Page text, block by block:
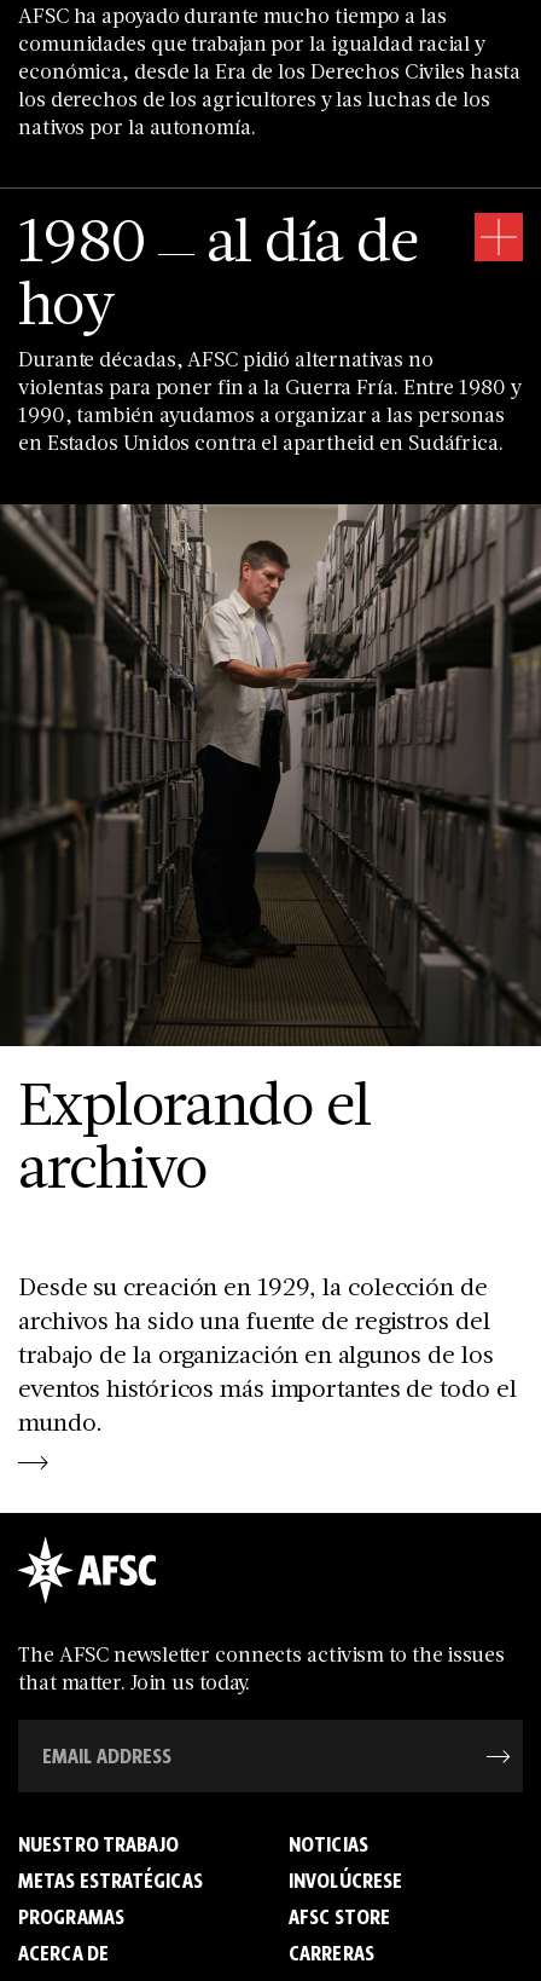
AFSC ha apoyado durante mucho tiempo a las
comunidades que trabajan por la igualdad racial y
económica, desde la Era de los Derechos Civiles hasta
los derechos de los agricultores y las luchas de los
nativos por la autonomía.
1980
al día de
hoy
Durante décadas, AFSC pidió alternativas no
violentas para poner fin a la Guerra Fría. Entre 1980 y
1990, también ayudamos a organizar a las personas
en Estados Unidos contra el apartheid en Sudáfrica.
Explorando el
archivo
Desde su creación en 1929, la colección de
archivos ha sido una fuente de registros del
trabajo de la organización en algunos de los
eventos históricos más importantes de todo el
mundo.
The AFSC newsletter connects activism to the issues
that matter. Join us today.
NUESTRO TRABAJO
METAS ESTRATÉGICAS
PROGRAMAS
ACERCA DE
NOTICIAS
INVOLÚCRESE
AFSC STORE
C­A­R­R­E­R­A­S